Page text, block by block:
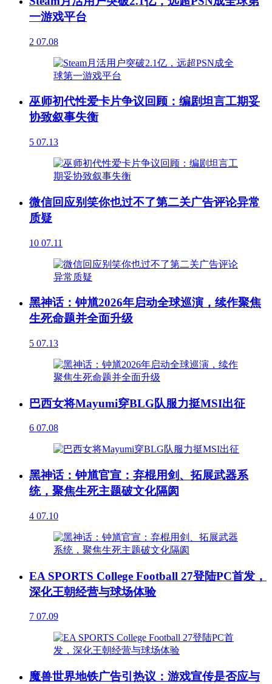
一游戏平台
2 07.08
巫师初代性爱卡片争议回顾：编剧坦言工期妥
协致叙事失衡
5 07.13
微信回应别笑你也过不了第二关广告评论异常
质疑
10 07.11
黑神话：钟馗2026年启动全球巡演，续作聚焦
生死命题并全面升级
5 07.13
巴西女将Mayumi穿BLG队服力挺MSI出征
6 07.08
黑神话：钟馗官宣：弃棍用剑、拓展武器系
统，聚焦生死主题破文化隔阂
4 07.10
EA SPORTS College Football 27登陆PC首发，
深化王朝经营与球场体验
7 07.09
魔兽世界地铁广告引热议：游戏宣传是否应与